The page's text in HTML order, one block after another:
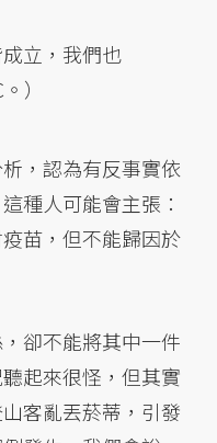
成立，我們也
）
，認為有反事實依
種人可能會主張：
苗，但不能歸因於
卻不能將其中一件
起來很怪，但其實
客亂丟菸蒂，引發